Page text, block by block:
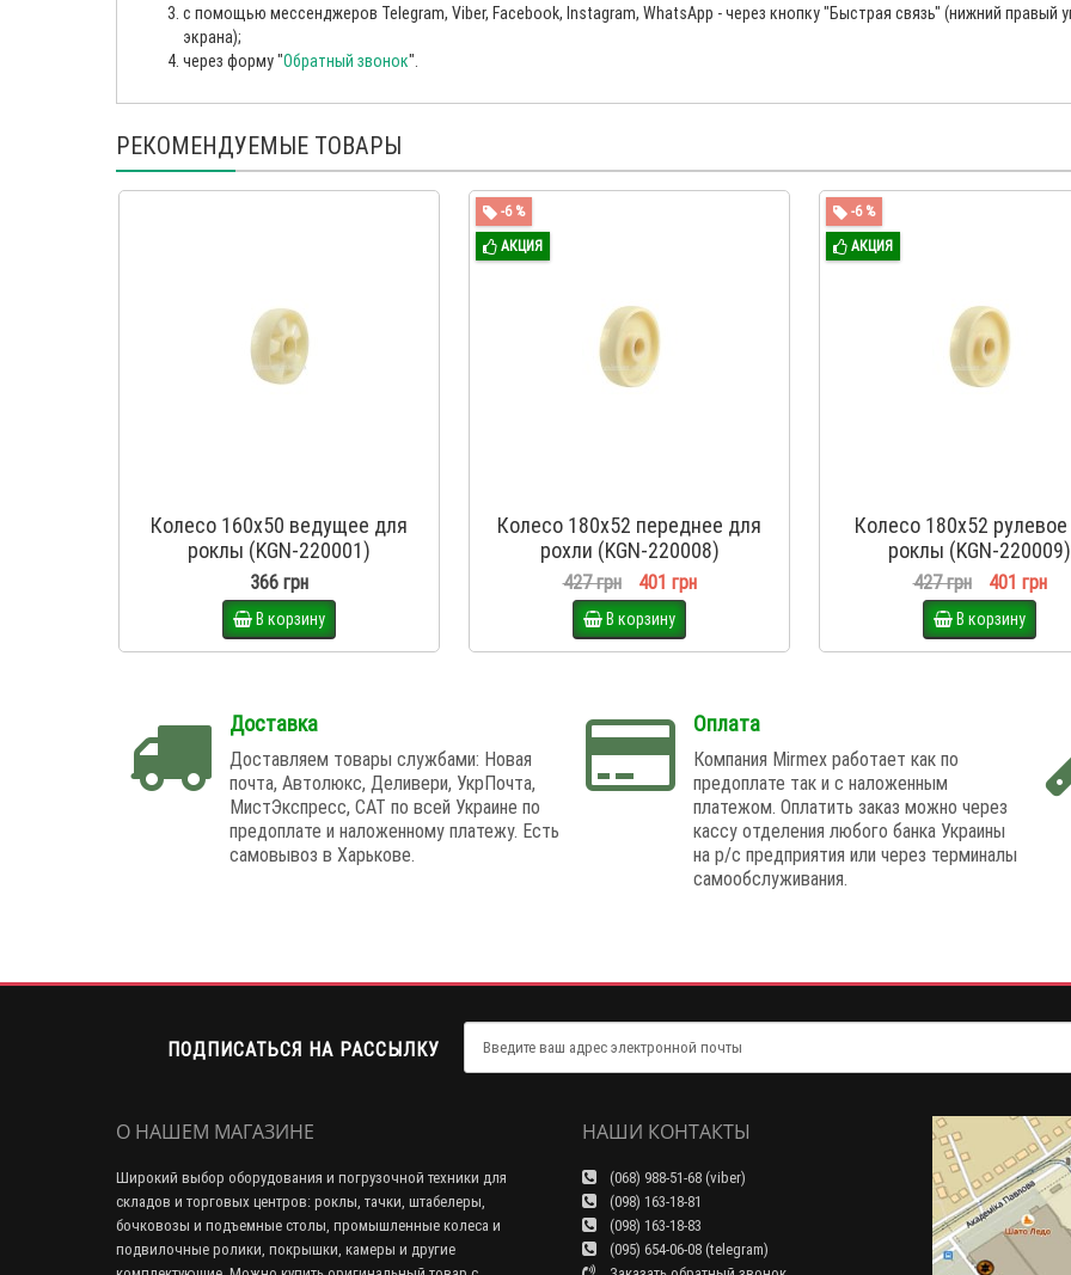
с помощью мессенджеров Telegram, Viber, Facebook, Instagram, WhatsApp - через кнопку "Быстрая связь" (нижний правый
экрана);
через форму "Обратный звонок".
РЕКОМЕНДУЕМЫЕ ТОВАРЫ
Колесо 160х50 ведущее для
роклы (KGN-220001)
366 грн
В корзину
-6 %
АКЦИЯ
Колесо 180х52 переднее для
рохли (KGN-220008)
427 грн 401 грн
В корзину
-6 %
АКЦИЯ
Колесо 180х52
роклы (KGN-220009)
427 грн 401 грн
В корзину
Доставка
Доставляем товары службами: Новая
почта, Автолюкс, Деливери, УкрПочта,
МистЭкспресс, САТ по всей Украине по
предоплате и наложенному платежу. Есть
самовывоз в Харькове.
Оплата
Компания Mirmex работает как по
предоплате так и с наложенным
платежом. Оплатить заказ можно через
кассу отделения любого банка Украины
на р/с предприятия или через терминалы
самообслуживания.
ПОДПИСАТЬСЯ НА РАССЫЛКУ
О НАШЕМ МАГАЗИНЕ
Широкий выбор оборудования и погрузочной техники для
складов и торговых центров: роклы, тачки, штабелеры,
бочковозы и подъемные столы, промышленные колеса и
подвилочные ролики, покрышки, камеры и другие
НАШИ КОНТАКТЫ
(068) 988-51-68 (viber)
(098) 163-18-81
(098) 163-18-83
(095) 654-06-08 (telegram)